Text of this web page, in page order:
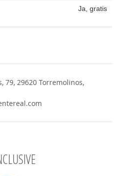
Ja, gratis
79, 29620 Torremolinos,